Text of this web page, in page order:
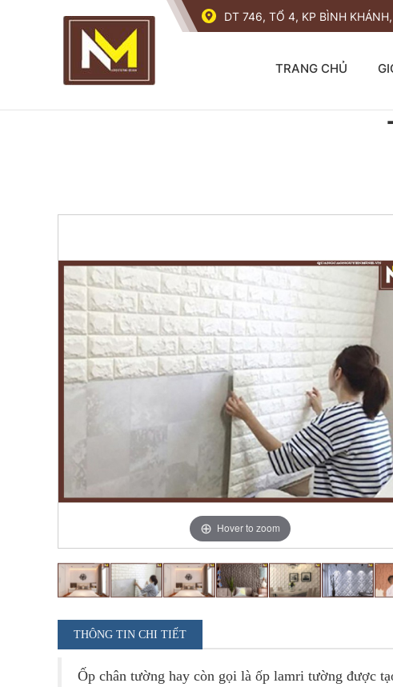
DT 746, TỔ 4, KP BÌNH
TRANG CHỦ
Hover to zoom
THÔNG TIN CHI TIẾT
Ốp chân tường hay còn gọi là ốp lamri tường được